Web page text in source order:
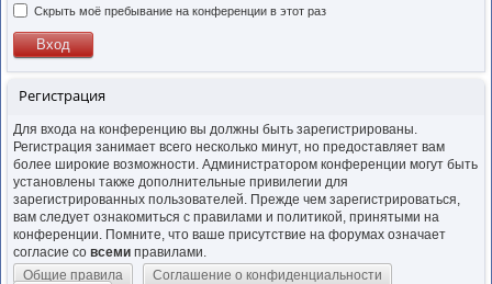
Скрыть моё пребывание на конференции в этот раз
Регистрация
Для входа на конференцию вы должны быть зарегистрированы.
Регистрация занимает всего несколько минут, но предоставляет вам
более широкие возможности. Администратором конференции могут быть
установлены также дополнительные привилегии для
зарегистрированных пользователей. Прежде чем зарегистрироваться,
вам следует ознакомиться с правилами и политикой, принятыми на
конференции. Помните, что ваше присутствие на форумах означает
согласие со всеми правилами.
Общие правила
Соглашение о конфиденциальности